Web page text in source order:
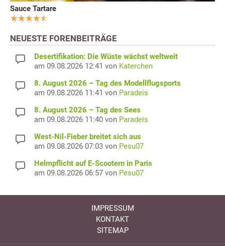
Sauce Tartare
NEUESTE FORENBEITRÄGE
Desertifikation: Die Wüste wächst weltweit
am 09.08.2026 12:41 von Katerchen
8. August 2026 – Tag des Modellflugsports
am 09.08.2026 11:41 von Paradeis
8. August 2026 – Tag des Sees
am 09.08.2026 11:40 von Paradeis
West-Nil-Fieber breitet sich aus
am 09.08.2026 07:03 von Pesu07
Helmpflicht auf E-Scootern in Paris
am 09.08.2026 06:57 von Pesu07
IMPRESSUM
KONTAKT
SITEMAP